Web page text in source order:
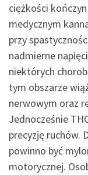
ciężkości
medycznym
przy
nadmierne
niektórych
tym obszarze
nerwowym oraz
Jednocześnie
precyzję ruchów.
powinno być
motorycznej.